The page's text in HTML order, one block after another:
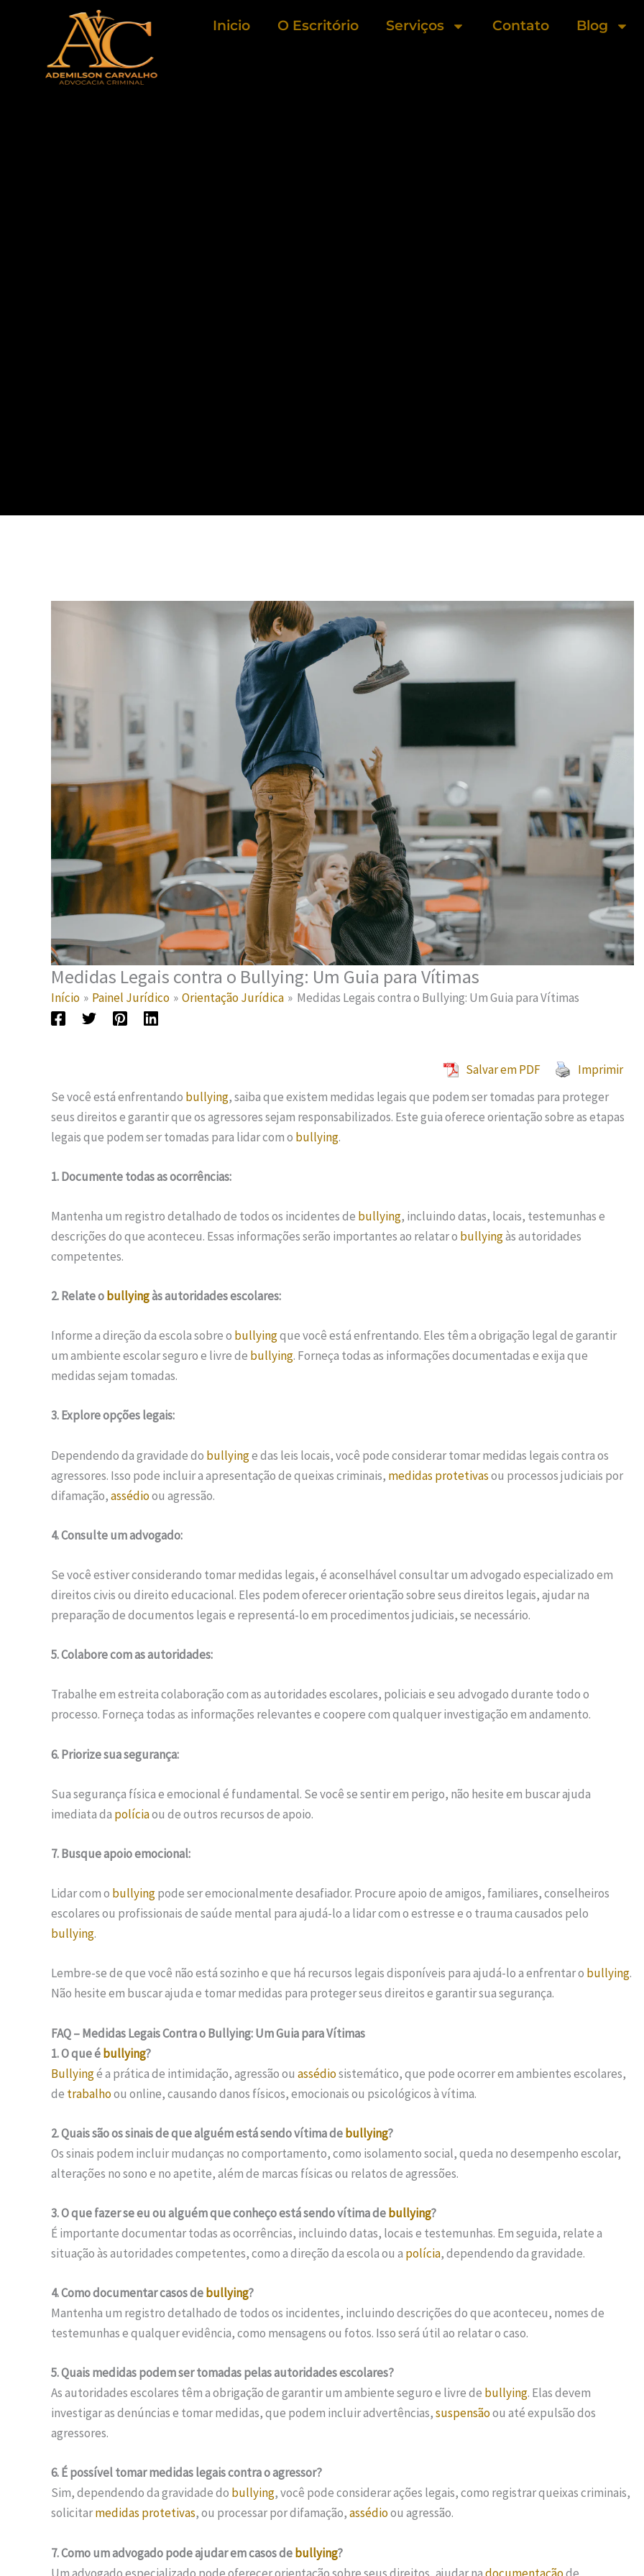
conteúdo
Inicio O Escritório Serviços Contato Blog
Medidas Legais contra o Bullying: Um Guia para Vítimas
Início Painel Jurídico Orientação Jurídica Medidas Legais contra o Bullying: Um Guia para Vítimas
Salvar em PDF
Imprimir
Se você está enfrentando bullying, saiba que existem medidas legais que podem ser tomadas para proteger
seus direitos e garantir que os agressores sejam responsabilizados. Este guia oferece orientação sobre as etapas
legais que podem ser tomadas para lidar com o bullying.
1. Documente todas as ocorrências:
Mantenha um registro detalhado de todos os incidentes de bullying, incluindo datas, locais, testemunhas e
descrições do que aconteceu. Essas informações serão importantes ao relatar o bullyingàs autoridades
competentes.
2. Relate obullyingàs autoridades escolares:
Informe a direção da escola sobre o bullyingque você está enfrentando. Eles têm a obrigação legal de garantir
um ambiente escolar seguro e livre de bullying. Forneça todas as informações documentadas e exija que
medidas sejam tomadas.
3. Explore opções legais:
Dependendo da gravidade do bullyinge das leis locais, você pode considerar tomar medidas legais contra os
agressores. Isso pode incluir a apresentação de queixas criminais, medidas protetivasou processos judiciais por
difamação,assédioou agressão.
4. Consulte um advogado:
Se você estiver considerando tomar medidas legais, é aconselhável consultar um advogado especializado em
direitos civis ou direito educacional. Eles podem oferecer orientação sobre seus direitos legais, ajudar na
preparação de documentos legais e representá-lo em procedimentos judiciais, se necessário.
5. Colabore com as autoridades:
Trabalhe em estreita colaboração com as autoridades escolares, policiais e seu advogado durante todo o
processo. Forneça todas as informações relevantes e coopere com qualquer investigação em andamento.
6. Priorize sua segurança:
Sua segurança física e emocional é fundamental. Se você se sentir em perigo, não hesite em buscar ajuda
imediata da políciaou de outros recursos de apoio.
7. Busque apoio emocional:
Lidar com o bullyingpode ser emocionalmente desafiador. Procure apoio de amigos, familiares, conselheiros
escolares ou profissionais de saúde mental para ajudá-lo a lidar com o estresse e o trauma causados pelo
bullying.
Lembre-se de que você não está sozinho e que há recursos legais disponíveis para ajudá-lo a enfrentar o bullying.
Não hesite em buscar ajuda e tomar medidas para proteger seus direitos e garantir sua segurança.
FAQ – Medidas Legais Contra o Bullying: Um Guia para Vítimas
1. O que ébullying?
Bullyingé a prática de intimidação, agressão ou assédiosistemático, que pode ocorrer em ambientes escolares,
de trabalhoou online, causando danos físicos, emocionais ou psicológicos à vítima.
2. Quais são os sinais de que alguém está sendo vítima debullying?
Os sinais podem incluir mudanças no comportamento, como isolamento social, queda no desempenho escolar,
alterações no sono e no apetite, além de marcas físicas ou relatos de agressões.
3. O que fazer se eu ou alguém que conheço está sendo vítima debullying?
É importante documentar todas as ocorrências, incluindo datas, locais e testemunhas. Em seguida, relate a
situação às autoridades competentes, como a direção da escola ou a polícia, dependendo da gravidade.
4. Como documentar casos debullying?
Mantenha um registro detalhado de todos os incidentes, incluindo descrições do que aconteceu, nomes de
testemunhas e qualquer evidência, como mensagens ou fotos. Isso será útil ao relatar o caso.
5. Quais medidas podem ser tomadas pelas autoridades escolares?
As autoridades escolares têm a obrigação de garantir um ambiente seguro e livre de bullying. Elas devem
investigar as denúncias e tomar medidas, que podem incluir advertências,suspensãoou até expulsão dos
agressores.
6. É possível tomar medidas legais contra o agressor?
Sim, dependendo da gravidade do bullying, você pode considerar ações legais, como registrar queixas criminais,
solicitarmedidas protetivas, ou processar por difamação,assédioou agressão.
7. Como um advogado pode ajudar em casos debullying?